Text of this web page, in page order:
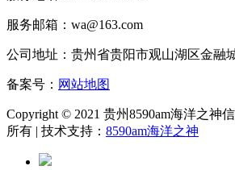
服务邮箱：wa@163.com
公司地址：贵州省贵阳市观山湖区金融
备案号： 网站地图
Copyright © 2021 贵州8590am海洋之神
所有 | 技术支持： 8590am海洋之神